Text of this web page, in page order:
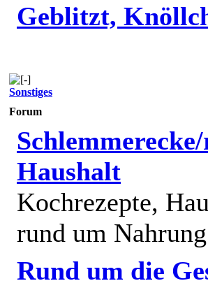
Geblitzt,
Sonstiges
Forum
Haushalt
Kochrezepte,
rund um
Rund um die